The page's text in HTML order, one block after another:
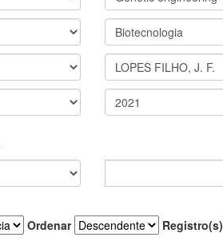
Ordenar Registro(s)